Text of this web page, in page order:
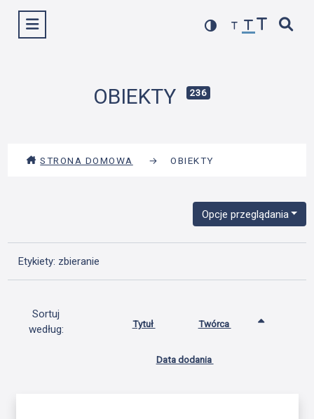
Wyświetl menu
OBIEKTY 236
STRONA DOMOWA → OBIEKTY
Opcje przeglądania
Etykiety: zbieranie
Sortuj
według:
Tytuł Twórca
Data dodania